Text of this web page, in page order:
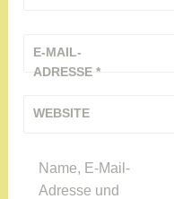
E-MAIL-
ADRESSE*
WEBSITE
Name, E-Mail-
Adresse und